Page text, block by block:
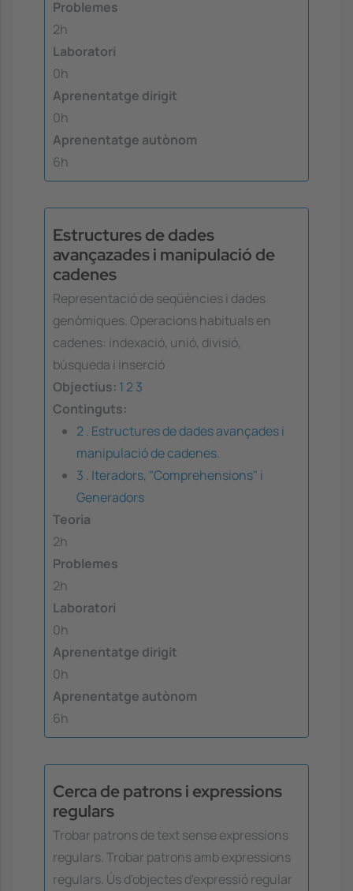
Problemes
2h
Laboratori
0h
Aprenentatge dirigit
0h
Aprenentatge autònom
6h
Estructures de dades
avançazades i manipulació de
cadenes
Representació de seqüències i dades
genòmiques. Operacions habituals en
cadenes: indexació, unió, divisió,
búsqueda i inserció
Objectius: 1 23
Continguts:
2 . Estructures de dades avançades i
manipulació de cadenes.
3 . Iteradors, "Comprehensions" i
Generadors
Teoria
2h
Problemes
2h
Laboratori
0h
Aprenentatge dirigit
0h
Aprenentatge autònom
6h
Cerca de patrons i expressions
regulars
Trobar patrons de text sense expressions
regulars. Trobar patrons amb expressions
regulars. Ús d'objectes d'expressió regular